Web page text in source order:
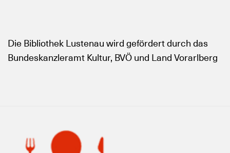
Die Bibliothek Lustenau wird gefördert durch das
Bundeskanzleramt Kultur, BVÖ und Land Vorarlberg